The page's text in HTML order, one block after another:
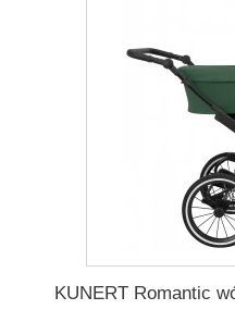
KUNERT Romantic